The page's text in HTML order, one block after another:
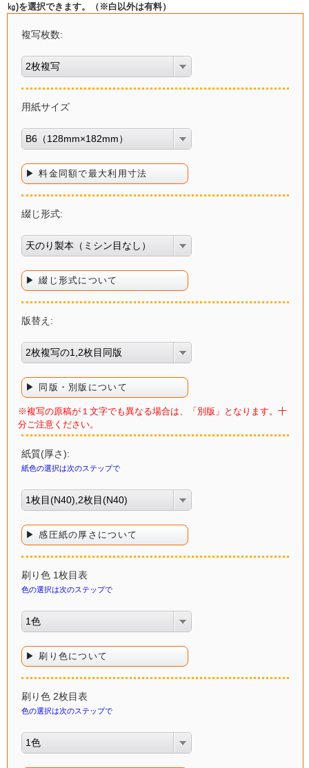
㎏)を選択できます。（※白以外は有料）
複写枚数:
2枚複写
用紙サイズ
B6（128mm×182mm）
▶ 料金同額で最大利用寸法
綴じ形式:
天のり製本（ミシン目なし）
▶ 綴じ形式について
版替え:
2枚複写の1,2枚目同版
▶ 同版・別版について
※複写の原稿が１文字でも異なる場合は、「別版」となります。十
分ご注意ください。
紙質(厚さ):
紙色の選択は次のステップで
1枚目(N40),2枚目(N40)
▶ 感圧紙の厚さについて
刷り色 1枚目表
色の選択は次のステップで
1色
▶ 刷り色について
刷り色 2枚目表
色の選択は次のステップで
1色